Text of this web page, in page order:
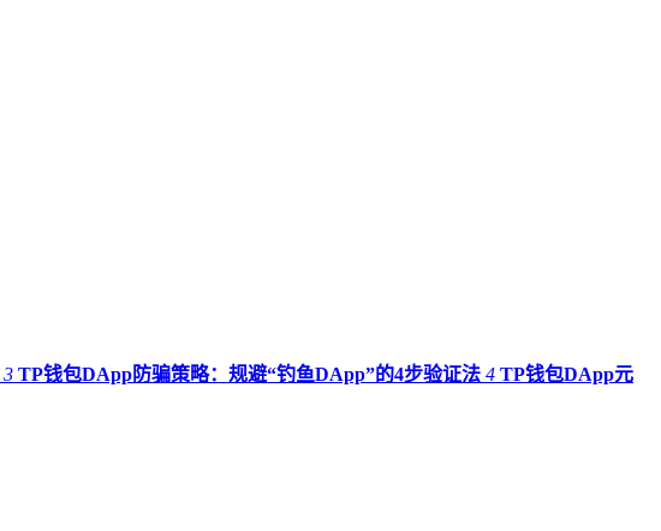
3 TP钱包DApp防骗策略：规避“钓鱼DApp”的4步验证法 4 TP钱包DApp元